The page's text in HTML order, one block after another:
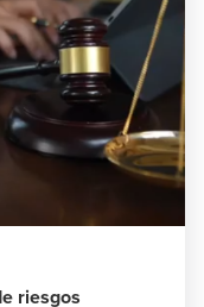
riesgos